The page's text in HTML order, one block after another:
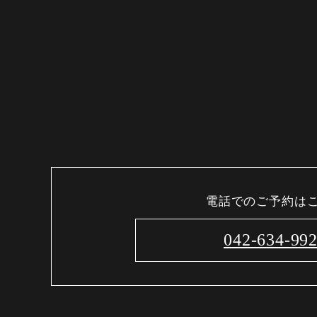
電話でのご予約は
042-634-